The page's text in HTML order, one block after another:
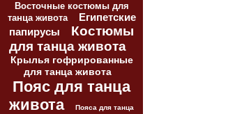
Восточные костюмы для
танца живота
Египетские
папирусы
Костюмы
для танца живота
Крылья гофрированные
для танца живота
Пояс для танца
живота
Пояса для танца